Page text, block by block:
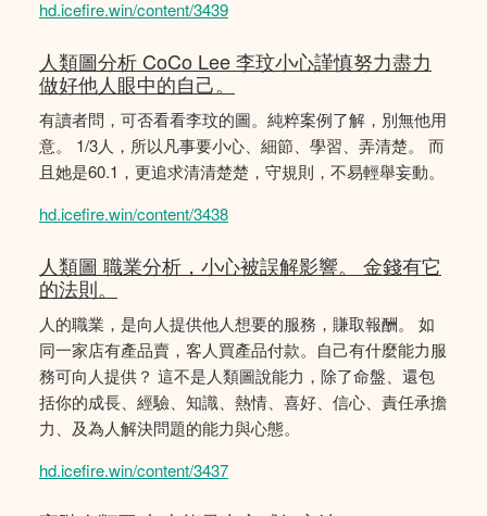
hd.icefire.win/content/3439
人類圖分析 CoCo Lee 李玟小心謹慎努力盡力
做好他人眼中的自己。
有讀者問，可否看看李玟的圖。純粹案例了解，別無他用
意。 1/3人，所以凡事要小心、細節、學習、弄清楚。 而
且她是60.1，更追求清清楚楚，守規則，不易輕舉妄動。
hd.icefire.win/content/3438
人類圖 職業分析，小心被誤解影響。 金錢有它
的法則。
人的職業，是向人提供他人想要的服務，賺取報酬。 如
同一家店有產品賣，客人買產品付款。自己有什麼能力服
務可向人提供？ 這不是人類圖說能力，除了命盤、還包
括你的成長、經驗、知識、熱情、喜好、信心、責任承擔
力、及為人解決問題的能力與心態。
hd.icefire.win/content/3437